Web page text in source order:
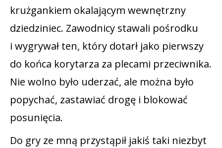
krużgankiem okalającym wewnętrzny
dziedziniec. Zawodnicy stawali pośrodku
i wygrywał ten, który dotarł jako pierwszy
do końca korytarza za plecami przeciwnika.
Nie wolno było uderzać, ale można było
popychać, zastawiać drogę i blokować
posunięcia.
Do gry ze mną przystąpił jakiś taki niezbyt